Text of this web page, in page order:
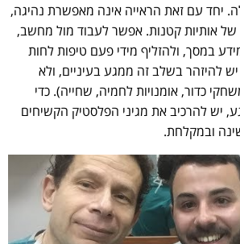
יחד עם זאת הראייה אינה מאפשרת נהיגה,
אותיות קטנות. אפשר לעבוד מול מחשב,
במסך, ולהזליף מידי פעם טיפות לחות
להיזהר בשלב זה ממגע בעיניים, ולא
כדור, אומנויות לחמיה, שחייה). כדי
יש להרכיב את מגיני הפלסטיק הקשיחים
ובמקלחת.